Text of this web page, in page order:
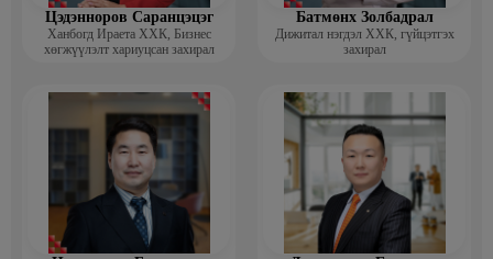
Цэдэнноров Саранцэцэг
Ханбогд Ираета ХХК, Бизнес
хөгжүүлэлт хариуцсан захирал
Батмөнх Золбадрал
Дижитал нэгдэл ХХК, гүйцэтгэх
захирал